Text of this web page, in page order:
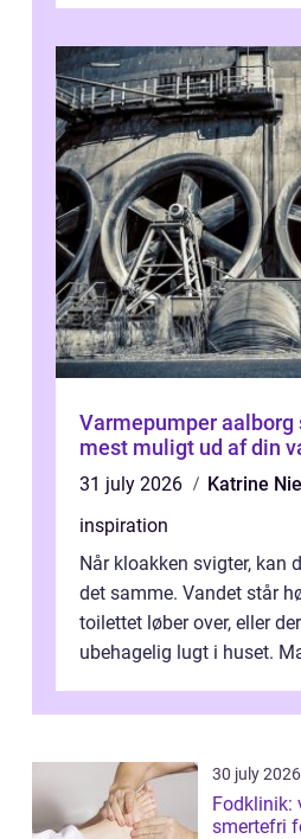
Varmepumper aalborg sådan får du
mest muligt ud af din
31 july 2026
Katrine
inspiration
Når kloakken svigter, kan
det samme. Vandet står
toilettet løber over, eller
ubehagelig lugt i huset.
30 july 2026
Fodklinik:
smertefri